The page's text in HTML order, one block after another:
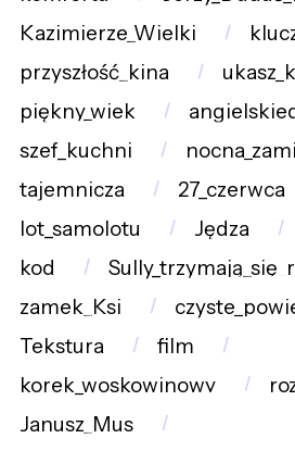
Kazimierze_Wielki
przyszłość_kina
piękny_wiek
szef_kuchni
tajemnicza
27_czerwca
lot_samolotu
Jędza
kod
zamek_Ksi
Tekstura
film
korek_woskowinowy
Janusz_Mus